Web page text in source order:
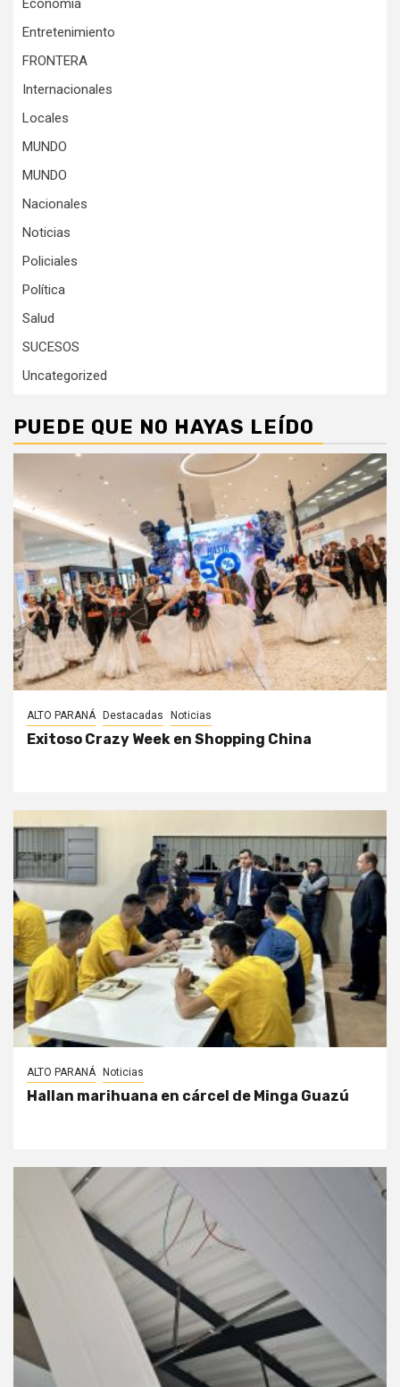
Economía
Entretenimiento
FRONTERA
Internacionales
Locales
MUNDO
MUNDO
Nacionales
Noticias
Policiales
Política
Salud
SUCESOS
Uncategorized
PUEDE QUE NO HAYAS LEÍDO
ALTO PARANÁ Destacadas Noticias
Exitoso Crazy Week en Shopping China
ALTO PARANÁ Noticias
Hallan marihuana en cárcel de Minga Guazú